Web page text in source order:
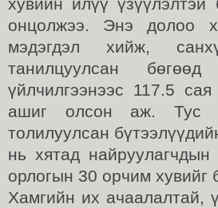
онцолжээ. Энэ долоо
мэдэгдэл хийж,
танилцуулсан
үйлчилгээнээс 117.5
ашиг олсон аж. Тус
толилуулсан
нь хятад
орлогын 30 орчим хувийг
Хамгийн их ачаалалтай,